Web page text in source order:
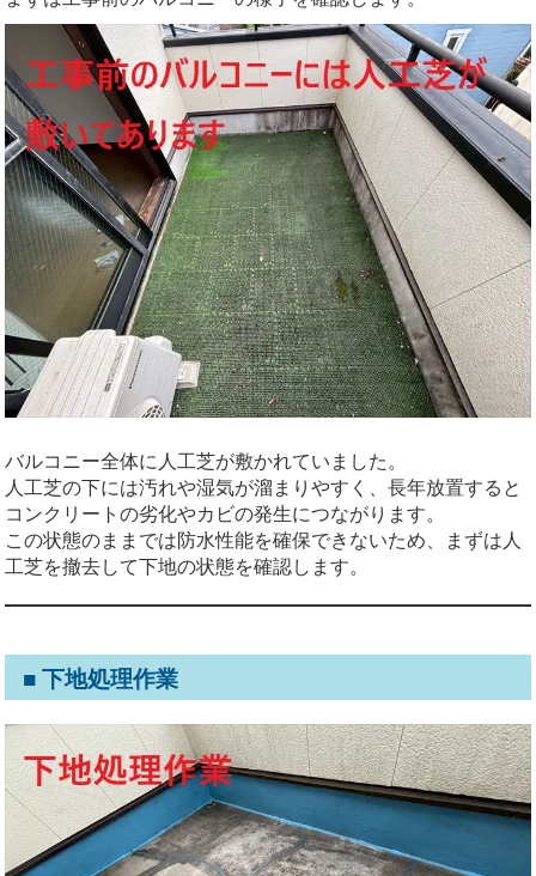
バルコニー全体に人工芝が敷かれていました。
人工芝の下には汚れや湿気が溜まりやすく、長年放置すると
コンクリートの劣化やカビの発生につながります。
この状態のままでは防水性能を確保できないため、まずは人
工芝を撤去して下地の状態を確認します。
■ 下地処理作業